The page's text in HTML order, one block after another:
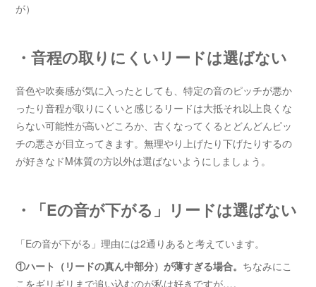
が）
・音程の取りにくいリードは選ばない
音色や吹奏感が気に入ったとしても、特定の音のピッチが悪か
ったり音程が取りにくいと感じるリードは大抵それ以上良くな
らない可能性が高いどころか、古くなってくるとどんどんピッ
チの悪さが目立ってきます。無理やり上げたり下げたりするの
が好きなドM体質の方以外は選ばないようにしましょう。
・「Eの音が下がる」リードは選ばない
「Eの音が下がる」理由には2通りあると考えています。
①ハート（リードの真ん中部分）が薄すぎる場合。 ちなみにこ
こをギリギリまで追い込むのが私は好きですが…。